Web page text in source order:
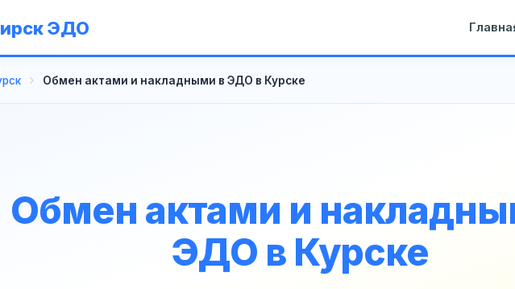
ЭДО
Обмен актами и накладными в ЭДО в Курске
Обмен актами и
ЭДО в Курске